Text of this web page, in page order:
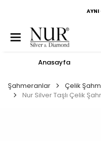
AYNI
Anasayfa
Şahmeranlar
Çelik
Nur Silver Taşlı Çelik